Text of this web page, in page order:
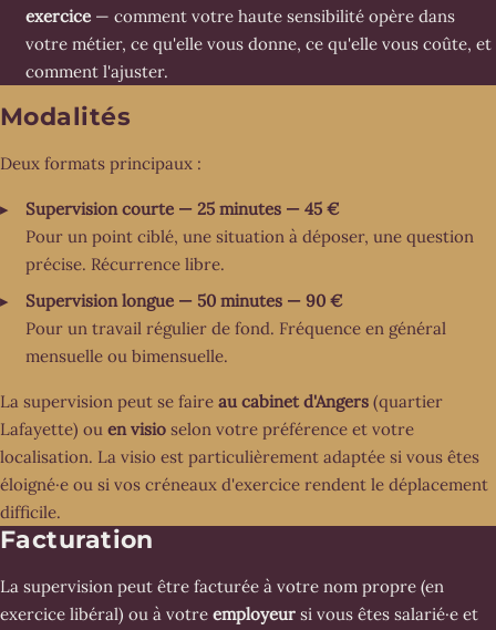
exercice— comment votre haute sensibilité opère dans
votre métier, ce qu'elle vous donne, ce qu'elle vous coûte, et
comment l'ajuster.
Modalités
Deux formats principaux :
Supervision courte — 25 minutes — 45 €
Pour un point ciblé, une situation à déposer, une question
précise. Récurrence libre.
Supervision longue — 50 minutes — 90 €
Pour un travail régulier de fond. Fréquence en général
mensuelle ou bimensuelle.
La supervision peut se faire au cabinet d'Angers (quartier
Lafayette) ou en visio selon votre préférence et votre
localisation. La visio est particulièrement adaptée si vous êtes
éloigné·e ou si vos créneaux d'exercice rendent le déplacement
difficile.
Facturation
La supervision peut être facturée à votre nom propre (en
exercice libéral) ou à votre employeur si vous êtes salarié·e et